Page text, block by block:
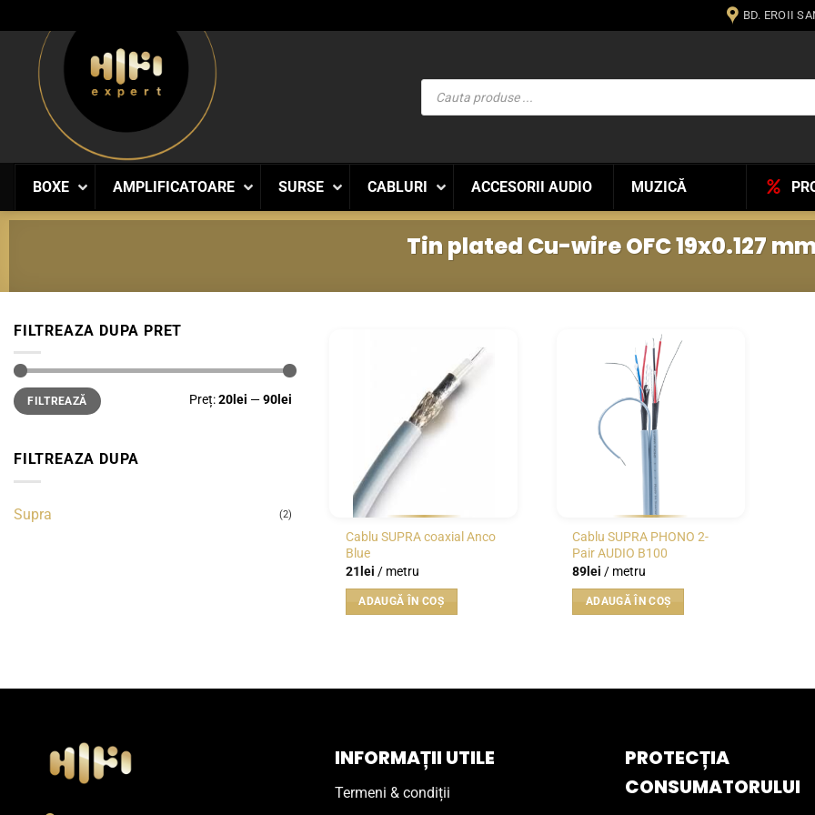
to
content
BD. EROII
Products
search
BOXE AMPLIFICATOARE SURSE CABLURI ACCESORII AUDIO MUZICĂ
Tin plated Cu-wire OFC 19x0.127
FILTREAZA DUPA PRET
Preț
minim
Preț
maximFILTREAZĂ Preț:20lei —90lei
FILTREAZA DUPA
Supra (2)
WISHLIST
Cablu SUPRA coaxial Anco
Blue
21 lei / metru
ADAUGĂ ÎN COȘ
Cablu SUPRA PHONO 2-
Pair AUDIO B100
89 lei / metru
ADAUGĂ ÎN COȘ
INFORMAȚII UTILE
Termeni & condiții
PROTECȚIA
CONSUMATORULUI